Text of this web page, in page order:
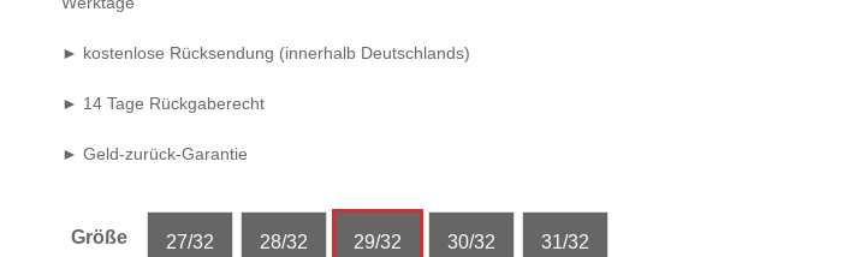
► kostenlose Rücksendung (innerhalb Deutschlands)
► 14 Tage Rückgaberecht
► Geld-zurück-Garantie
Größe 27/32 28/32 29/32 30/32 31/32